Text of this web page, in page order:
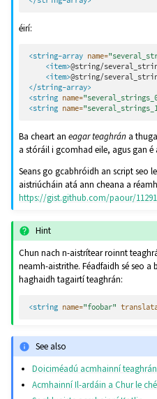
éirí:
<string-array name=
<item>@string/
<item>@string/
</string-array>
<string name=
<string name=
Ba cheart aneagar teaghrán a
a stóráil i gcomhad eile, agus gan é
Seans go gcabhróidh an script seo
aistriúcháin atá ann cheana a
https://gist.github.com/paour/
Hint
Chun nach n-aistrítear roinnt
neamh-aistrithe. Féadfaidh sé seo
haghaidh tagairtí teaghrán:
<string name="foobar"
See also
Doiciméadú acmhainní
Acmhainní Il-ardáin a Chur le